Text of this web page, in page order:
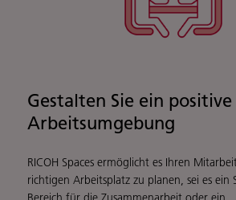
Gestalten Sie ein positive
Arbeitsumgebung
RICOH Spaces ermöglicht es Ihren
richtigen Arbeitsplatz zu planen, sei es ein